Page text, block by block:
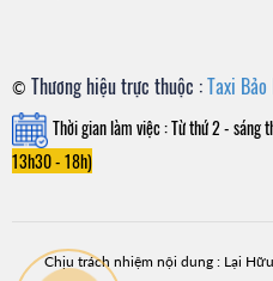
© Thương hiệu trực thuộc :Taxi Bảo
Thời gian làm việc : Từ thứ 2 - sáng
13h30 - 18h)
Chịu trách nhiệm nội dung : Lại